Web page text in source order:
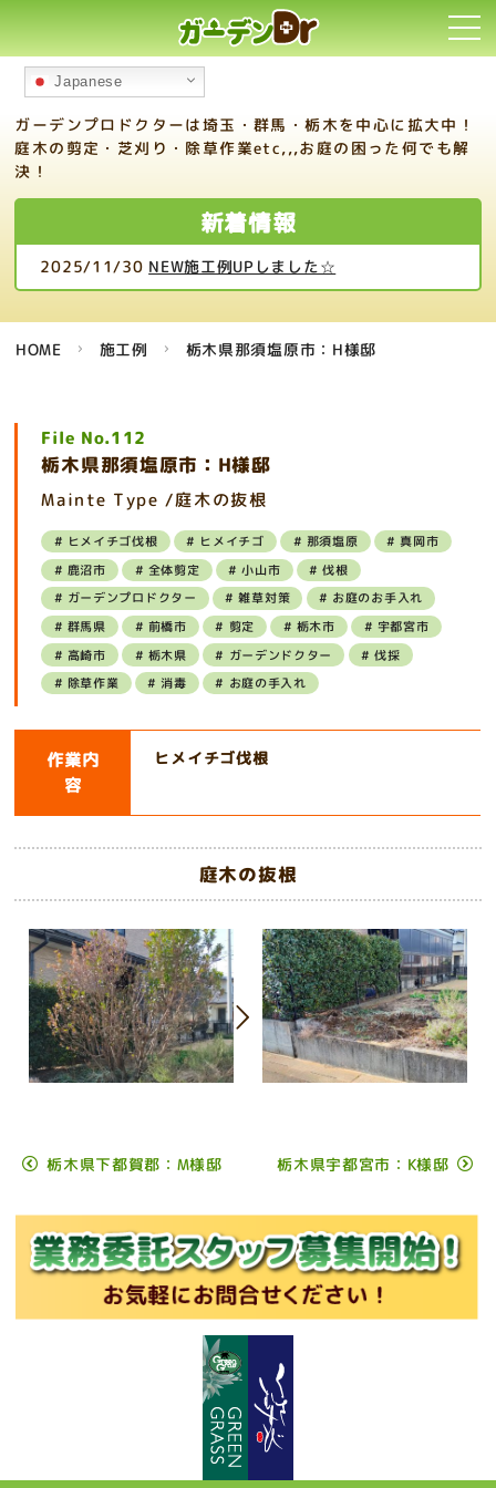
Japanese
ガーデンプロドクターは埼玉・群馬・栃木を中心に拡大中！
庭木の剪定・芝刈り・除草作業etc,,,お庭の困った何でも解
決！
新着情報
2025/11/30 NEW施工例UPしました☆
HOME 施工例 栃木県那須塩原市：H様邸
File No.112
栃木県那須塩原市：H様邸
Mainte Type /庭木の抜根
ヒメイチゴ伐根 ヒメイチゴ 那須塩原
真岡市
鹿沼市
全体剪定 小山市
伐根
ガーデンプロドクター
雑草対策
お庭のお手入れ
群馬県
前橋市 剪定 栃木市
宇都宮市
高崎市
栃木県 ガーデンドクター
伐採
除草作業
消毒 お庭の手入れ
作業内
容
ヒメイチゴ伐根
庭木の抜根
栃木県宇都宮市：K様邸
栃木県下都賀郡：M様邸